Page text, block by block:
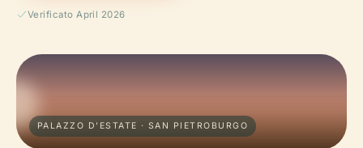
Verificato April 2026
PALAZZO D'ESTATE · SAN PIETROBURGO